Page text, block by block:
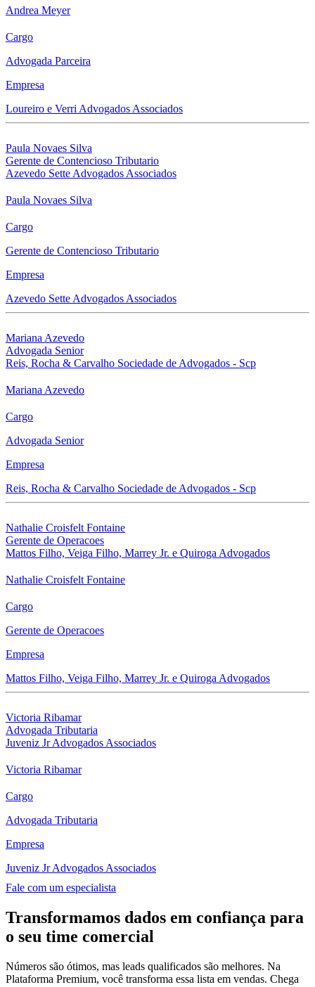
Andrea Meyer
Cargo
Advogada Parceira
Empresa
Loureiro e Verri Advogados Associados
Paula Novaes Silva
Gerente de Contencioso Tributario
Azevedo Sette Advogados Associados
Paula Novaes Silva
Cargo
Gerente de Contencioso Tributario
Empresa
Azevedo Sette Advogados Associados
Mariana Azevedo
Advogada Senior
Reis, Rocha & Carvalho Sociedade de Advogados - Scp
Mariana Azevedo
Cargo
Advogada Senior
Empresa
Reis, Rocha & Carvalho Sociedade de Advogados - Scp
Nathalie Croisfelt Fontaine
Gerente de Operacoes
Mattos Filho, Veiga Filho, Marrey Jr. e Quiroga Advogados
Nathalie Croisfelt Fontaine
Cargo
Gerente de Operacoes
Empresa
Mattos Filho, Veiga Filho, Marrey Jr. e Quiroga Advogados
Victoria Ribamar
Advogada Tributaria
Juveniz Jr Advogados Associados
Victoria Ribamar
Cargo
Advogada Tributaria
Empresa
Juveniz Jr Advogados Associados
Fale com um especialista
Transformamos dados em confiança para
o seu time comercial
Números são ótimos, mas leads qualificados são melhores. Na
Plataforma Premium, você transforma essa lista em vendas. Chega